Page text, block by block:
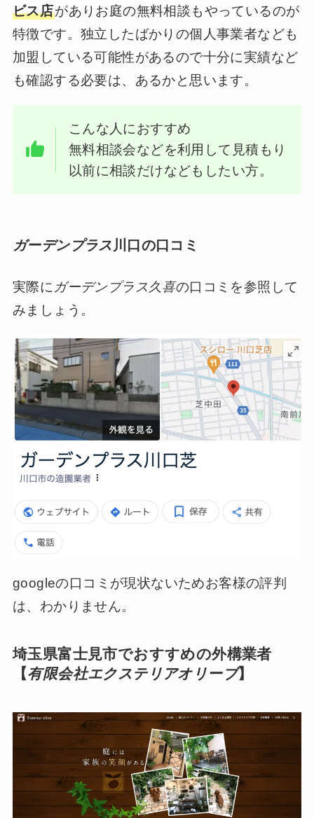
ビス店がありお庭の無料相談もやっているのが
特徴です。独立したばかりの個人事業者なども
加盟している可能性があるので十分に実績など
も確認する必要は、あるかと思います。
こんな人におすすめ
無料相談会などを利用して見積もり
以前に相談だけなどもしたい方。
ガーデンプラス 川口の口コミ
実際にガーデンプラス久喜の口コミを参照して
みましょう。
googleの口コミが現状ないためお客様の評判
は、わかりません。
埼玉県富士見市でおすすめの外構業者
【有限会社エクステリアオリーブ】